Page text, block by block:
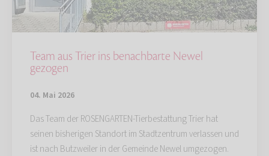
Team aus Trier ins benachbarte Newel
gezogen
04. Mai 2026
Das Team der ROSENGARTEN-Tierbestattung Trier hat
seinen bisherigen Standort im Stadtzentrum verlassen und
ist nach Butzweiler in der Gemeinde Newel umgezogen.